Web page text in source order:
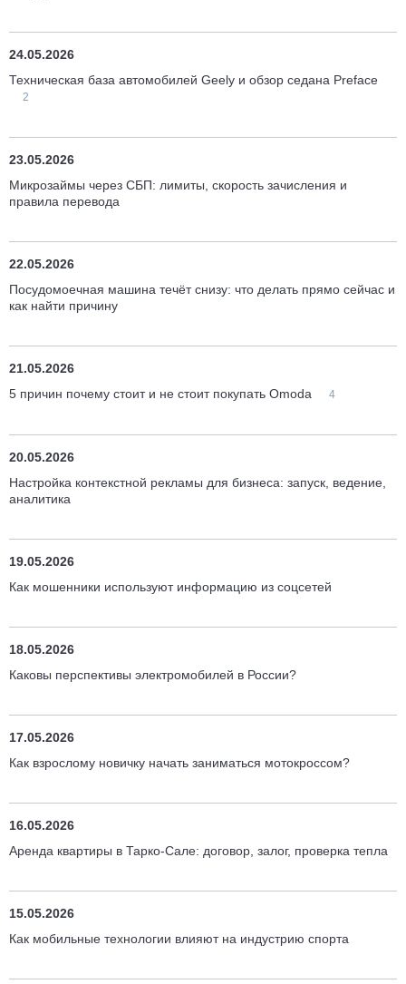
24.05.2026
Техническая база автомобилей Geely и обзор седана Preface
2
23.05.2026
Микрозаймы через СБП: лимиты, скорость зачисления и
правила перевода
22.05.2026
Посудомоечная машина течёт снизу: что делать прямо сейчас и
как найти причину
21.05.2026
5 причин почему стоит и не стоит покупать Omoda
4
20.05.2026
Настройка контекстной рекламы для бизнеса: запуск, ведение,
аналитика
19.05.2026
Как мошенники используют информацию из соцсетей
18.05.2026
Каковы перспективы электромобилей в России?
17.05.2026
Как взрослому новичку начать заниматься мотокроссом?
16.05.2026
Аренда квартиры в Тарко-Сале: договор, залог, проверка тепла
15.05.2026
Как мобильные технологии влияют на индустрию спорта